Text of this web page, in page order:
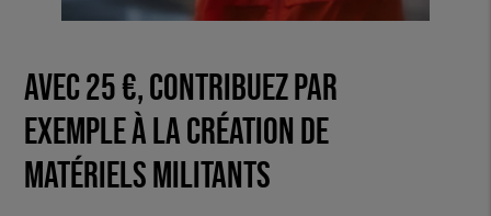
Avec 25 €, contribuez par
exemple à la création de
matériels militants